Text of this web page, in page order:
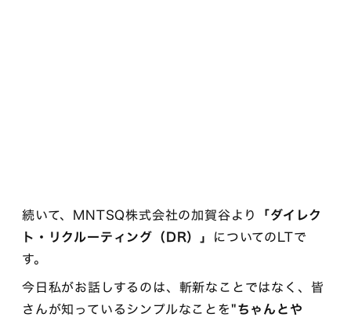
続いて、MNTSQ株式会社の加賀谷より 「ダイレク
ト・リクルーティング（DR）」 についてのLTで
す。
今日私がお話しするのは、斬新なことではなく、皆
さんが知っているシンプルなことを"ちゃんとや